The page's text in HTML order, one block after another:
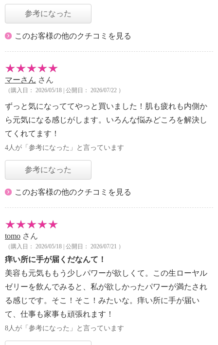
参考になった
このお客様の他のクチコミを見る
マーさん さん
（購入日： 2026/05/18 | 公開日： 2026/07/22 ）
ずっと気になっててやっと買いました！肌も疲れも内側か
ら元気になる感じがします。いろんな悩みどころを解決し
てくれてます！
4人が「参考になった」と言っています
参考になった
このお客様の他のクチコミを見る
tomo さん
（購入日： 2026/05/18 | 公開日： 2026/07/21 ）
痒い所に手が届くだなんて！
美容も元気ももう少しパワーが欲しくて。この生ローヤル
ゼリーを飲んでみると、私が欲しかったパワーが満たされ
る感じです。そこ！そこ！みたいな。痒い所に手が届い
て、仕事も家事も頑張れます！
8人が「参考になった」と言っています